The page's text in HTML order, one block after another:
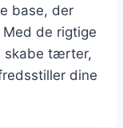
base, der
de rigtige
skabe tærter,
dine